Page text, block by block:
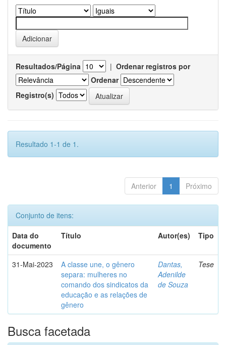
Resultados/Página | Ordenar registros por
Ordenar
Registro(s)
Resultado 1-1 de 1.
Anterior 1 Próximo
Conjunto de itens:
Data do
documento
Título Autor(es) Tipo
31-Mai-2023
A classe une, o gênero
separa: mulheres no
comando dos sindicatos da
educação e as relações de
gênero
Dantas,
Adenilde
de Souza
Tese
Busca facetada